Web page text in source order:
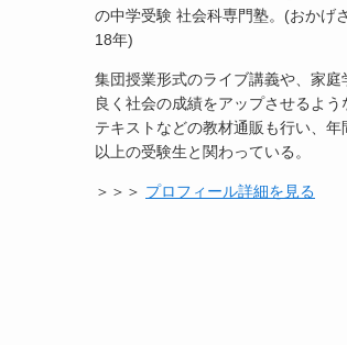
の中学受験 社会科専門塾。(おかげ
18年)
集団授業形式のライブ講義や、家庭
良く社会の成績をアップさせるよう
テキストなどの教材通販も行い、年
以上の受験生と関わっている。
＞＞＞ プロフィール詳細を見る